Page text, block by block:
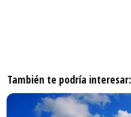
También te podría interesar: